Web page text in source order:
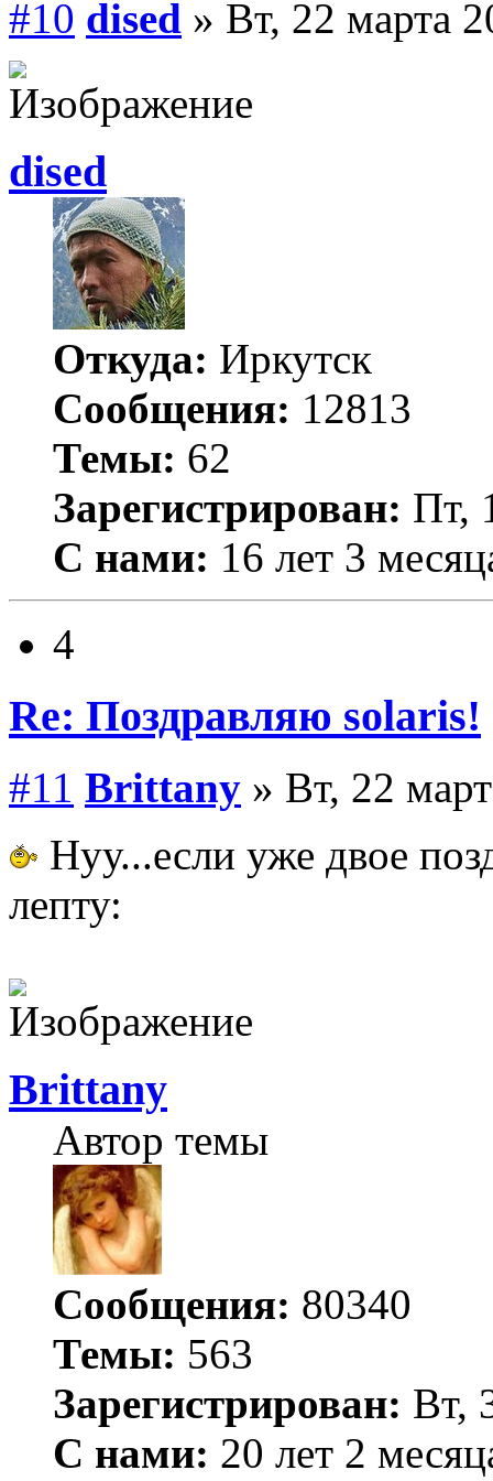
#10 dised » Вт, 22 марта
dised
Откуда: Иркутск
Сообщения: 12813
Темы: 62
Зарегистрирован: Пт,
С нами: 16 лет 3
4
Re: Поздравляю solaris!
#11 Brittany » Вт, 22
Нуу...если уже двое
лепту:
Brittany
Автор темы
Сообщения: 80340
Темы: 563
Зарегистрирован: Вт,
С нами: 20 лет 2